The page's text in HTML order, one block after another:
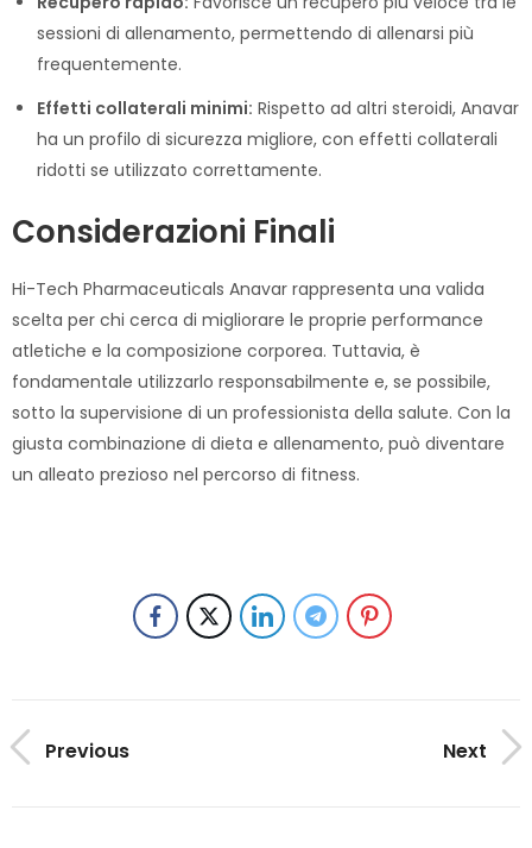
sessioni di allenamento, permettendo di allenarsi più
frequentemente.
Effetti collaterali minimi: Rispetto ad altri steroidi, Anavar
ha un profilo di sicurezza migliore, con effetti collaterali
ridotti se utilizzato correttamente.
Considerazioni Finali
Hi-Tech Pharmaceuticals Anavar rappresenta una valida
scelta per chi cerca di migliorare le proprie performance
atletiche e la composizione corporea. Tuttavia, è
fondamentale utilizzarlo responsabilmente e, se possibile,
sotto la supervisione di un professionista della salute. Con la
giusta combinazione di dieta e allenamento, può diventare
un alleato prezioso nel percorso di fitness.
Previous Next